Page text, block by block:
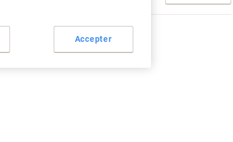
Accepter